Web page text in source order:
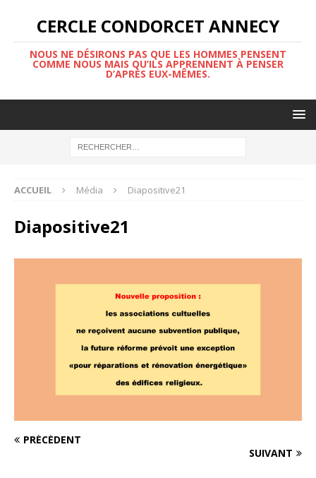
CERCLE CONDORCET ANNECY
NOUS NE DÉSIRONS PAS QUE LES HOMMES PENSENT
COMME NOUS MAIS QU’ILS APPRENNENT À PENSER
D’APRÈS EUX-MÊMES.
ACCUEIL Média Diapositive21
Diapositive21
PRÉCÉDENT
SUIVANT